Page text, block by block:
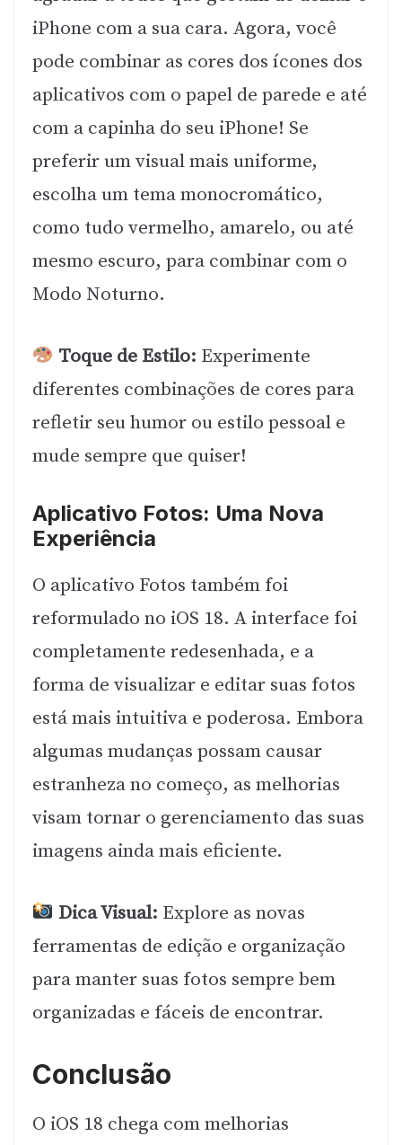
iPhone com a sua cara. Agora, você
pode combinar as cores dos ícones dos
aplicativos com o papel de parede e até
com a capinha do seu iPhone! Se
preferir um visual mais uniforme,
escolha um tema monocromático,
como tudo vermelho, amarelo, ou até
mesmo escuro, para combinar com o
Modo Noturno.
Toque de Estilo: Experimente
diferentes combinações de cores para
refletir seu humor ou estilo pessoal e
mude sempre que quiser!
Aplicativo Fotos: Uma Nova
Experiência
O aplicativo Fotos também foi
reformulado no iOS 18. A interface foi
completamente redesenhada, e a
forma de visualizar e editar suas fotos
está mais intuitiva e poderosa. Embora
algumas mudanças possam causar
estranheza no começo, as melhorias
visam tornar o gerenciamento das suas
imagens ainda mais eficiente.
Dica Visual: Explore as novas
ferramentas de edição e organização
para manter suas fotos sempre bem
organizadas e fáceis de encontrar.
Conclusão
O iOS 18 chega com melhorias